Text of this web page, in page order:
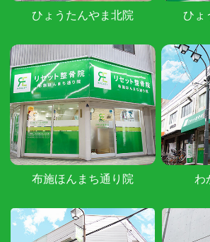
ひょうたんやま北院 ひょ
布施ほんまち通り院 わ